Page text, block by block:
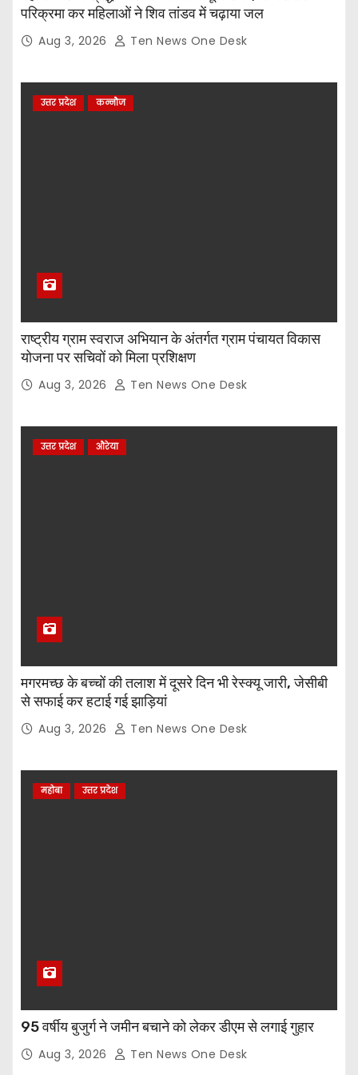
t
o
परिक्रमा कर महिलाओं ने शिव तांडव में चढ़ाया जल
Aug 3, 2026 Ten News One Desk
उत्तर प्रदेश कन्नौज
राष्ट्रीय ग्राम स्वराज अभियान के अंतर्गत ग्राम पंचायत विकास
योजना पर सचिवों को मिला प्रशिक्षण
Aug 3, 2026 Ten News One Desk
उत्तर प्रदेश औरेया
मगरमच्छ के बच्चों की तलाश में दूसरे दिन भी रेस्क्यू जारी, जेसीबी
से सफाई कर हटाई गई झाड़ियां
Aug 3, 2026 Ten News One Desk
महोबा उत्तर प्रदेश
95 वर्षीय बुजुर्ग ने जमीन बचाने को लेकर डीएम से लगाई गुहार
Aug 3, 2026 Ten News One Desk